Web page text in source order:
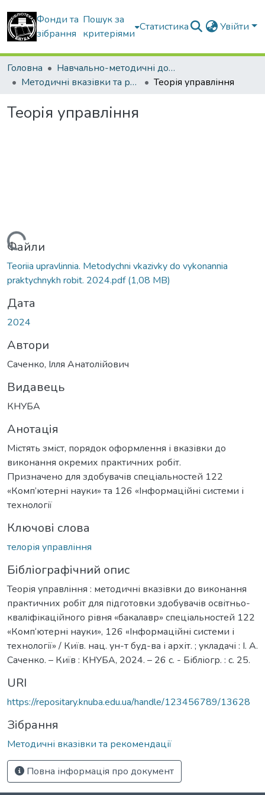
Фонди та
зібрання
Пошук за
критеріями
Статистика Увійти
Головна
Навчально-методичні документи
Методичні вказівки та рекомендації
Теорія управління
Теорія управління
Вантажиться...
Файли
Teoriia upravlinnia. Metodychni vkazivky do vykonannia
praktychnykh robit. 2024.pdf(1,08 MB)
Дата
2024
Автори
Саченко, Ілля Анатолійович
Видавець
КНУБА
Анотація
Містять зміст, порядок оформлення і вказівки до
виконання окремих практичних робіт.
Призначено для здобувачів спеціальностей 122
«Комп’ютерні науки» та 126 «Інформаційні системи і
технології
Ключові слова
телорія управління
Бібліографічний опис
Теорія управління : методичні вказівки до виконання
практичних робіт для підготовки здобувачів освітньо-
кваліфікаційного рівня «бакалавр» спеціальностей 122
«Комп‘ютерні науки», 126 «Інформаційні системи і
технології» / Київ. нац. ун-т буд-ва і архіт. ; укладачі : І. А.
Саченко. – Київ : КНУБА, 2024. – 26 с. - Бібліогр. : с. 25.
URI
https://repositary.knuba.edu.ua/handle/123456789/13628
Зібрання
Методичні вказівки та рекомендації
Повна інформація про документ